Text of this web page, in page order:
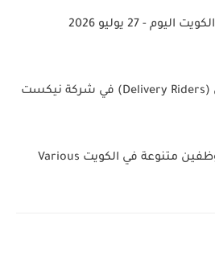
وظائف سائقين في الكويت اليوم - 27 يوليو 2026
وظيفة عمال توصيل (Delivery Riders) في شركة نيكست
وظائف سائقين وموظفين متنوعة في الكويت Various